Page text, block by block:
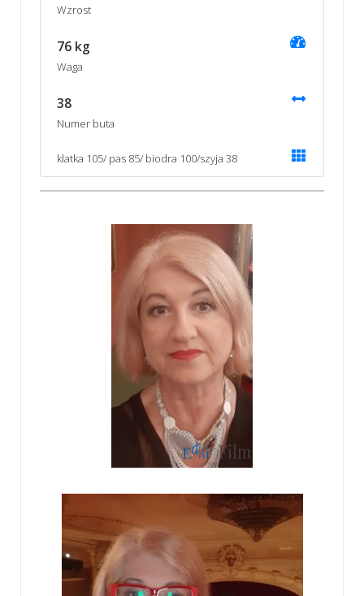
Wzrost
76 kg
Waga
38
Numer buta
klatka 105/ pas 85/ biodra 100/szyja 38